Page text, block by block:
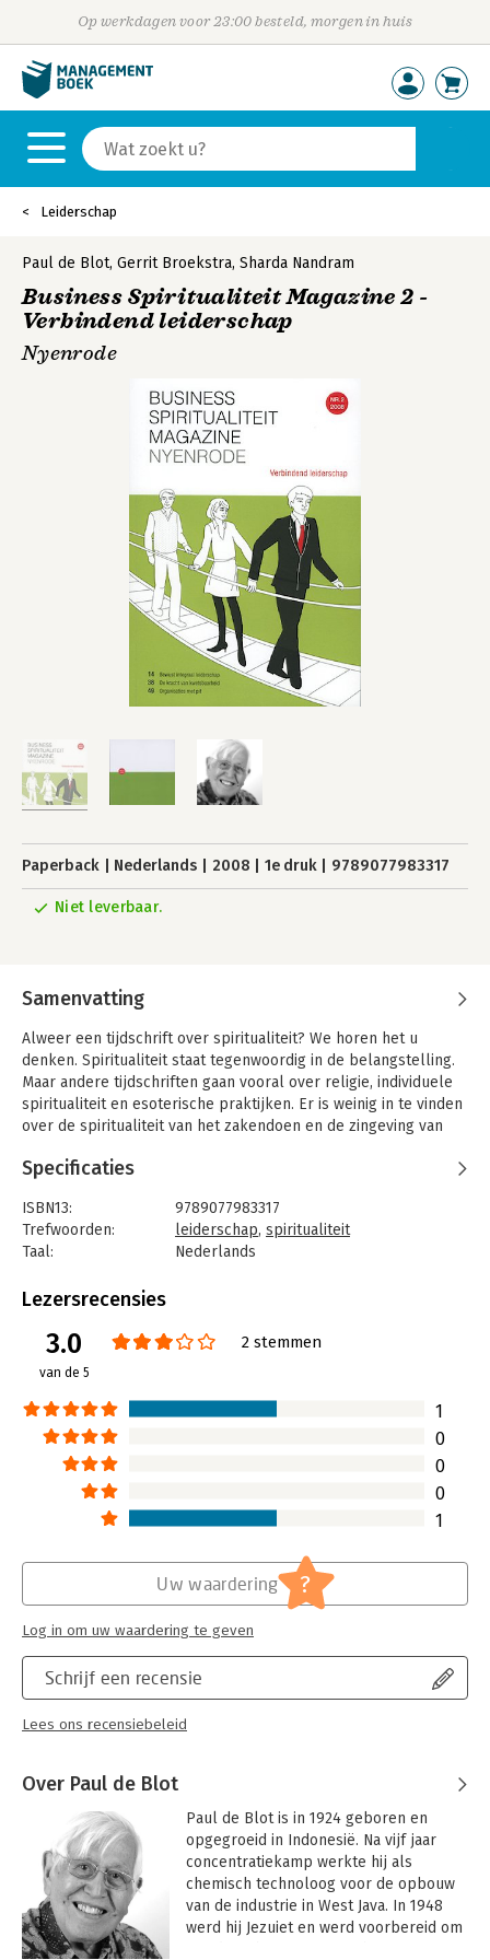
Op werkdagen voor 23:00 besteld, morgen in huis
Leiderschap
Paul de Blot, Gerrit Broekstra, Sharda Nandram
Business Spiritualiteit Magazine 2 -
Verbindend leiderschap
Nyenrode
Paperback Nederlands 2008 1e druk 9789077983317
Niet leverbaar.
Samenvatting
Alweer een tijdschrift over spiritualiteit? We horen het u
denken. Spiritualiteit staat tegenwoordig in de belangstelling.
Maar andere tijdschriften gaan vooral over religie, individuele
spiritualiteit en esoterische praktijken. Er is weinig in te vinden
over de spiritualiteit van het zakendoen en de zingeving van
wil in die leemte voorzien.
De tweede editie van BSMN gaat over bewust integraal
leiderschap, de kracht van kwetsbaarheid en over organisaties
met pit.
Specificaties
ISBN13:
9789077983317
Trefwoorden:
leiderschap, spiritualiteit
Taal:
Nederlands
Aantal pagina's:
Druk:
1
Hoofdrubriek:
Leiderschap
Serie:
Lezersrecensies
3.0
van de 5
2 stemmen
1
0
0
0
1
Schrijf een recensie
Lees ons recensiebeleid
Uw waardering ?
Log in om uw waardering te geven
Over Paul de Blot
Paul de Blot is in 1924 geboren en
opgegroeid in Indonesië. Na vijf jaar
concentratiekamp werkte hij als
chemisch technoloog voor de opbouw
van de industrie in West Java. In 1948
werd hij Jezuiet en werd voorbereid om